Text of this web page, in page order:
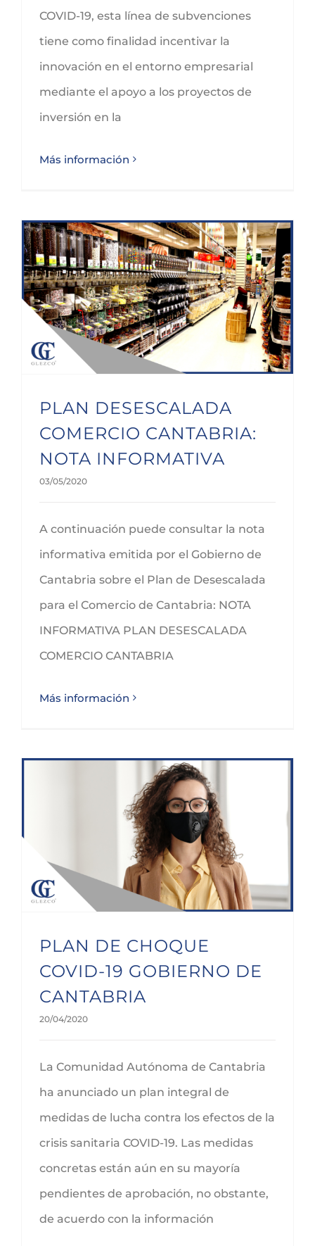
COVID-19, esta línea de subvenciones
tiene como finalidad incentivar la
innovación en el entorno empresarial
mediante el apoyo a los proyectos de
inversión en la
Más información
PLAN DESESCALADA
COMERCIO CANTABRIA:
NOTA INFORMATIVA
03/05/2020
A continuación puede consultar la nota
informativa emitida por el Gobierno de
Cantabria sobre el Plan de Desescalada
para el Comercio de Cantabria: NOTA
INFORMATIVA PLAN DESESCALADA
COMERCIO CANTABRIA
Más información
PLAN DE CHOQUE
COVID-19 GOBIERNO DE
CANTABRIA
20/04/2020
La Comunidad Autónoma de Cantabria
ha anunciado un plan integral de
medidas de lucha contra los efectos de la
crisis sanitaria COVID-19. Las medidas
concretas están aún en su mayoría
pendientes de aprobación, no obstante,
de acuerdo con la información